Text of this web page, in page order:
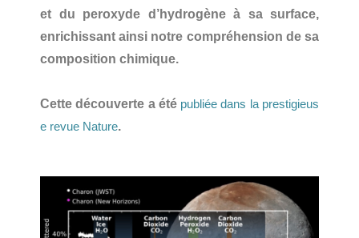
et du peroxyde d ’hydrogène à sa surface,
enrichissant ainsi notre compréhension de sa
composition chimique.
Cette découverte a été publiée dans la prestigieus
e revue Nature.